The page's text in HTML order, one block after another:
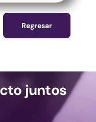
Regresar
juntos